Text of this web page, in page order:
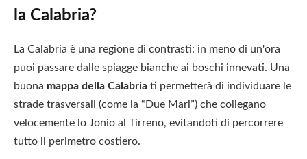
la Calabria?
La Calabria è una regione di contrasti: in meno di un'ora
puoi passare dalle spiagge bianche ai boschi innevati. Una
buona mappa della Calabria ti permetterà di individuare le
strade trasversali (come la “Due Mari”) che collegano
velocemente lo Jonio al Tirreno, evitandoti di percorrere
tutto il perimetro costiero.